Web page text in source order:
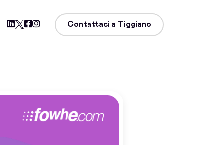
Contattaci a Tiggiano